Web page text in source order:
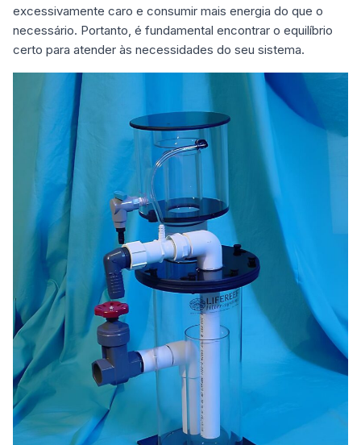
excessivamente caro e consumir mais energia do que o
necessário. Portanto, é fundamental encontrar o equilíbrio
certo para atender às necessidades do seu sistema.